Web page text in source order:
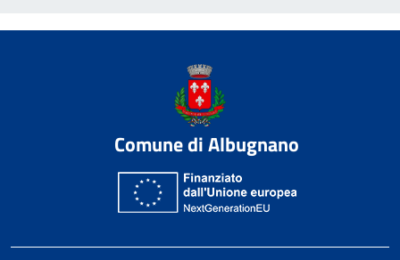
Comune di Albugnano